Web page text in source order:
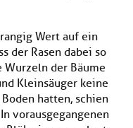
Wert auf ein
der Rasen dabei so
Wurzeln der Bäume
Kleinsäuger keine
hatten, schien
vorausgegangenen